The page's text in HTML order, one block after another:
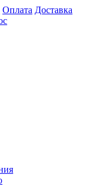
Оплата Доставка